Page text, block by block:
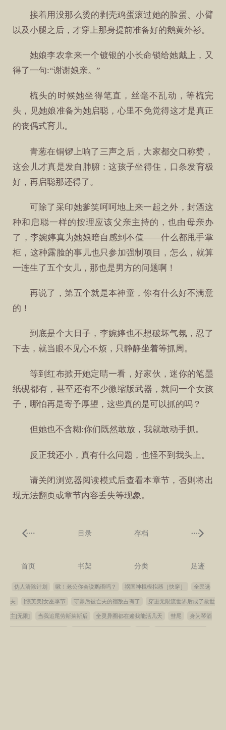
接着用没那么烫的剥壳鸡蛋滚过她的脸蛋、小臂
以及小腿之后，才穿上那身提前准备好的鹅黄外衫。
她娘李农拿来一个镀银的小长命锁给她戴上，又
得了一句:“谢谢娘亲。”
梳头的时候她坐得笔直，丝毫不乱动，等梳完
头，见她娘准备为她启聪，心里不免觉得这才是真正
的丧偶式育儿。
青葱在铜锣上响了三声之后，大家都交口称赞，
这会儿才真是发自肺腑：这孩子坐得住，口条发育极
好，再启聪那还得了。
可除了采印她爹笑呵呵地上来一起之外，封酒这
种和启聪一样的按理应该父亲主持的，也由母亲办
了，李婉婷真为她娘暗自感到不值——什么都甩手掌
柜，这种露脸的事儿也只参加强制项目，怎么，就算
一连生了五个女儿，那也是男方的问题啊！
再说了，第五个就是本神童，你有什么好不满意
的！
到底是个大日子，李婉婷也不想破坏气氛，忍了
下去，就当眼不见心不烦，只静静坐着等抓周。
等到红布掀开她定睛一看，好家伙，迷你的笔墨
纸砚都有，甚至还有不少微缩版武器，就问一个女孩
子，哪怕再是寄予厚望，这些真的是可以抓的吗？
但她也不含糊:你们既然敢放，我就敢动手抓。
反正我还小，真有什么问题，也怪不到我头上。
请关闭浏览器阅读模式后查看本章节，否则将出
现无法翻页或章节内容丢失等现象。
目录 存档
首页 书架 分类 足迹
伪人清除计划 啾！老公你会说鹦语吗？ 祸国神棍模拟器［快穿］ 全民选
夫 [综英美]女巫季节 守寡后被亡夫的宿敌占有了 穿进无限流世界后成了救世
主[无限] 当我追尾劳斯莱斯后 全灵异圈都在赌我能活几天 彗尾 身为琴酒